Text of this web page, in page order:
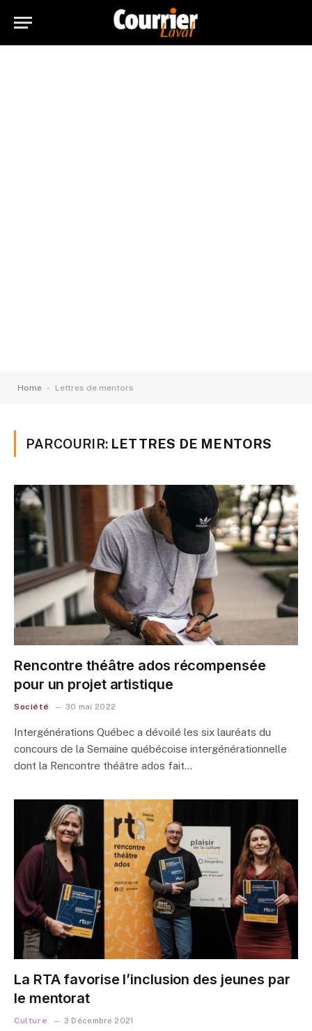
Home - Lettres de mentors
PARCOURIR: LETTRES DE MENTORS
Rencontre théâtre ados récompensée
pour un projet artistique
Société 30 mai 2022
Intergénérations Québec a dévoilé les six lauréats du
concours de la Semaine québécoise intergénérationnelle
dont la Rencontre théâtre ados fait…
La RTA favorise l’inclusion des jeunes par
le mentorat
Culture 3 Décembre 2021